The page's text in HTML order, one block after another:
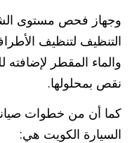
وجهاز فحص مستوى
التنظيف لتنظيف
والماء المقطر
نقص بمحلولها.
كما أن من خطوات
السيارة الكويت هي: